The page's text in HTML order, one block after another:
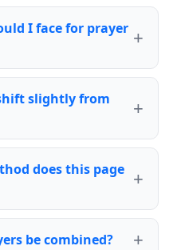
I face for prayer
slightly from
does this page
be combined?